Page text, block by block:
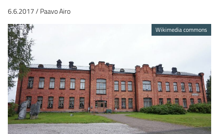
6.6.2017/ Paavo Airo
Wikimedia commons